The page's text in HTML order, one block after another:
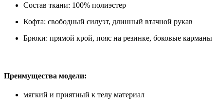
Состав ткани: 100% полиэстер
Кофта: свободный силуэт, длинный втачной рукав
Брюки: прямой крой, пояс на резинке, боковые карманы
Преимущества модели:
мягкий и приятный к телу материал